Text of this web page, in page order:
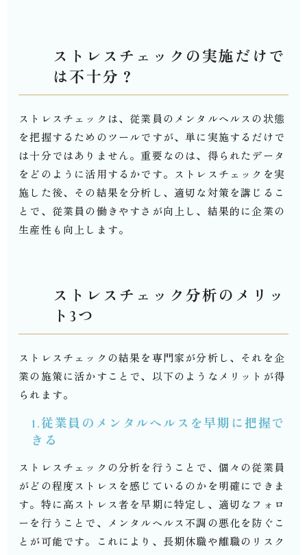
ストレスチェックの実施だけで
は不十分？
ストレスチェックは、従業員のメンタルヘルスの状態
を把握するためのツールですが、単に実施するだけで
は十分ではありません。重要なのは、得られたデータ
をどのように活用するかです。ストレスチェックを実
施した後、その結果を分析し、適切な対策を講じるこ
とで、従業員の働きやすさが向上し、結果的に企業の
生産性も向上します。
ストレスチェック分析のメリッ
ト 3つ
ストレスチェックの結果を専門家が分析し、それを企
業の施策に活かすことで、以下のようなメリットが得
られます。
1.従業員のメンタルヘルスを早期に把握で
きる
ストレスチェックの分析を行うことで、個々の従業員
がどの程度ストレスを感じているのかを明確にできま
す。特に高ストレス者を早期に特定し、適切なフォロ
ーを行うことで、メンタルヘルス不調の悪化を防ぐこ
とが可能です。これにより、長期休職や離職のリスク